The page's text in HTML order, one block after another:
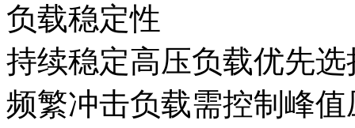
负载稳定性‌
持续稳定高压负载优先
频繁冲击负载需控制峰